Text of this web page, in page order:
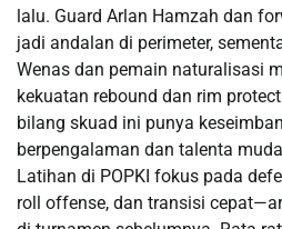
lalu. Guard Arlan Hamzah dan
jadi andalan di perimeter,
Wenas dan pemain naturalisasi
kekuatan rebound dan rim
bilang skuad ini punya
berpengalaman dan talenta
Latihan di POPKI fokus pada
roll offense, dan transisi